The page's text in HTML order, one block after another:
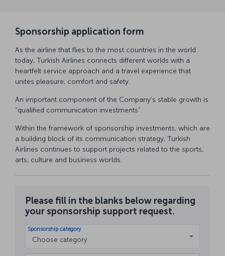
Sponsorship application form
As the airline that flies to the most countries in the world
today, Turkish Airlines connects different worlds with a
heartfelt service approach and a travel experience that
unites pleasure, comfort and safety.
An important component of the Company's stable growth is
“qualified communication investments”.
Within the framework of sponsorship investments, which are
a building block of its communication strategy, Turkish
Airlines continues to support projects related to the sports,
arts, culture and business worlds.
Please fill in the blanks below regarding
your sponsorship support request.
Sponsorship category
Choose category